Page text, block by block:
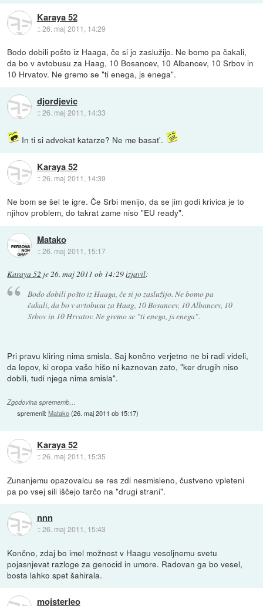
Karaya 52
::26. maj 2011, 14:29
Bodo dobili pošto iz Haaga, če si jo zaslužijo. Ne bomo pa čakali,
da bo v avtobusu za Haag, 10 Bosancev, 10 Albancev, 10 Srbov in
10 Hrvatov. Ne gremo se "ti enega, js enega".
djordjevic
::26. maj 2011, 14:33
In ti si advokat katarze? Ne me basat'.
Karaya 52
::26. maj 2011, 14:39
Ne bom se šel te igre. Če Srbi menijo, da se jim godi krivica je to
njihov problem, do takrat zame niso "EU ready".
Matako
::26. maj 2011, 15:17
Karaya 52 je26. maj 2011 ob 14:29izjavil:
Bodo dobili pošto iz Haaga, če si jo zaslužijo. Ne bomo pa
čakali, da bo v avtobusu za Haag, 10 Bosancev, 10 Albancev, 10
Srbov in 10 Hrvatov. Ne gremo se "ti enega, js enega".
Pri pravu kliring nima smisla. Saj končno verjetno ne bi radi videli,
da lopov, ki oropa vašo hišo ni kaznovan zato, "ker drugih niso
dobili, tudi njega nima smisla".
Zgodovina sprememb…
spremenil:Matako(26. maj 2011 ob 15:17)
Karaya 52
::26. maj 2011, 15:35
Zunanjemu opazovalcu se res zdi nesmisleno, čustveno vpleteni
pa po vsej sili iščejo tarčo na "drugi strani".
nnn
::26. maj 2011, 15:43
Končno, zdaj bo imel možnost v Haagu vesoljnemu svetu
pojasnjevat razloge za genocid in umore. Radovan ga bo vesel,
bosta lahko spet šahirala.
mojsterleo